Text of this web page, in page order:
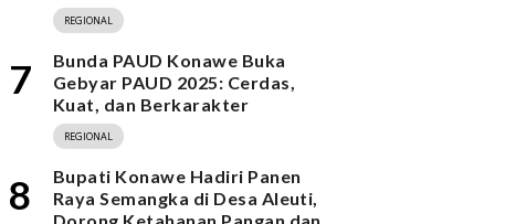
REGIONAL
7
Bunda PAUD Konawe Buka
Gebyar PAUD 2025: Cerdas,
Kuat, dan Berkarakter
REGIONAL
8
Bupati Konawe Hadiri Panen
Raya Semangka di Desa Aleuti,